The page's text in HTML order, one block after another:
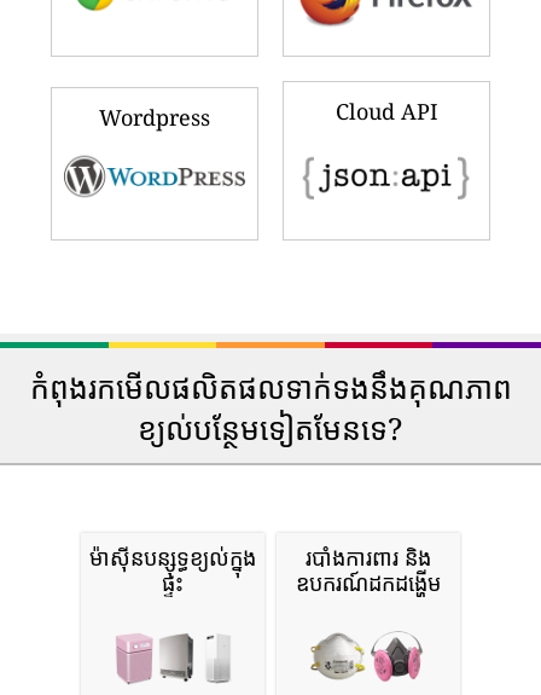
Wordpress Cloud API
កំពុងរកមើលផលិតផលទាក់ទងនឹងគុណភាព
ខ្យល់បន្ថែមទៀតមែនទេ?
ម៉ាស៊ីនបន្សុទ្ធខ្យល់ក្នុង
ផ្ទះ
របាំងការពារ និង
ឧបករណ៍ដកដង្ហើម